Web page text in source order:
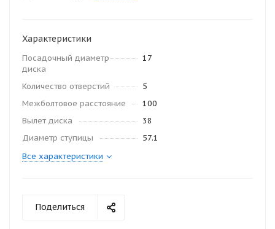
Характеристики
Посадочный диаметр
диска
17
Количество отверстий
5
Межболтовое расстояние
100
Вылет диска
38
Диаметр ступицы
57.1
Все характеристики
Поделиться